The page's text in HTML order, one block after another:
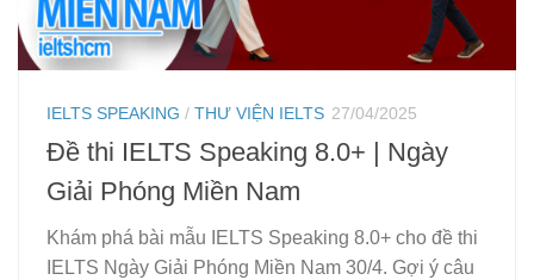
IELTS SPEAKING / THƯ VIỆN IELTS 27/04/2025
Đề thi IELTS Speaking 8.0+ | Ngày
Giải Phóng Miền Nam
Khám phá bài mẫu IELTS Speaking 8.0+ cho đề thi
IELTS Ngày Giải Phóng Miền Nam 30/4. Gợi ý câu